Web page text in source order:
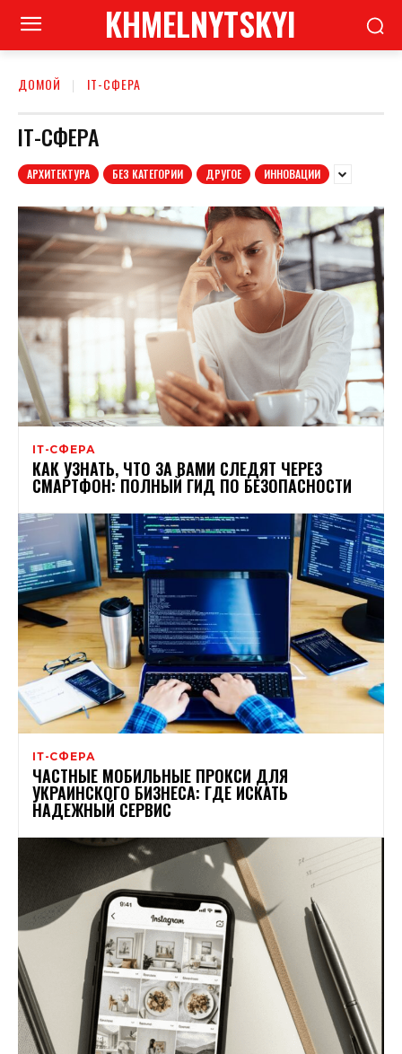
KHMELNYTSKYI
ДОМОЙ ІТ-СФЕРА
ІТ-СФЕРА
АРХИТЕКТУРА БЕЗ КАТЕГОРИИ ДРУГОЕ ИННОВАЦИИ
ІТ-СФЕРА
КАК УЗНАТЬ, ЧТО ЗА ВАМИ СЛЕДЯТ ЧЕРЕЗ
СМАРТФОН: ПОЛНЫЙ ГИД ПО БЕЗОПАСНОСТИ
ІТ-СФЕРА
ЧАСТНЫЕ МОБИЛЬНЫЕ ПРОКСИ ДЛЯ
УКРАИНСКОГО БИЗНЕСА: ГДЕ ИСКАТЬ
НАДЕЖНЫЙ СЕРВИС